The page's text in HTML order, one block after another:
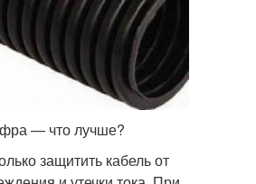
— что лучше?
защитить кабель от